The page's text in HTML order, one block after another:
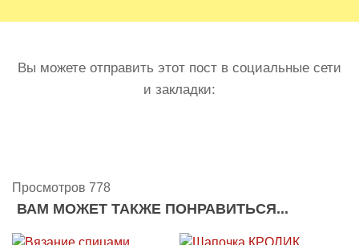
Вы можете отправить этот пост в социальные сети
и закладки:
Просмотров 778
ВАМ МОЖЕТ ТАКЖЕ ПОНРАВИТЬСЯ...